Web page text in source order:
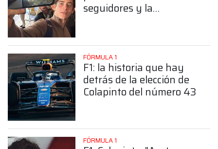
seguidores y la
FÓRMULA 1
F1: la historia que hay
detrás de la elección de
Colapinto del número 43
FÓRMULA 1